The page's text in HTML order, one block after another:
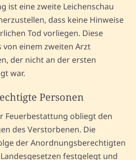
ist eine zweite Leichenschau
dass keine Hinweise
Tod vorliegen. Diese
einem zweiten Arzt
der nicht an der ersten
war.
Personen
Feuerbestattung obliegt den
des Verstorbenen. Die
der Anordnungsberechtigten
festgelegt und